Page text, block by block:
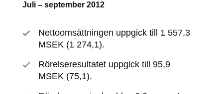
Juli – september 2012
Nettoomsättningen uppgick till 1 557,3
MSEK (1 274,1).
Rörelseresultatet uppgick till 95,9
MSEK (75,1).